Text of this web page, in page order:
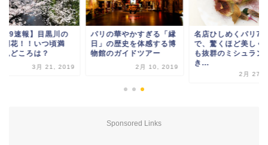
速報】目黒川の
開花！！いつ頃満
見どころは？
3月 21, 2019
パリの華やかすぎる「縁
日」の歴史を体感する博
物館のガイドツアー
2月 10, 2019
名店ひしめくパリ7
で、驚くほど美しく
も抜群のミシュラン
き...
2月 27,
Sponsored Links